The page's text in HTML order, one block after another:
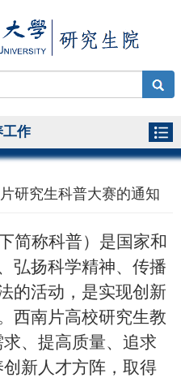
工作
研究生科普大赛的通知
简称科普）是国家和
弘扬科学精神、传播
的活动，是实现创新
西南片高校研究生教
、提高质量、追求
新人才方阵，取得